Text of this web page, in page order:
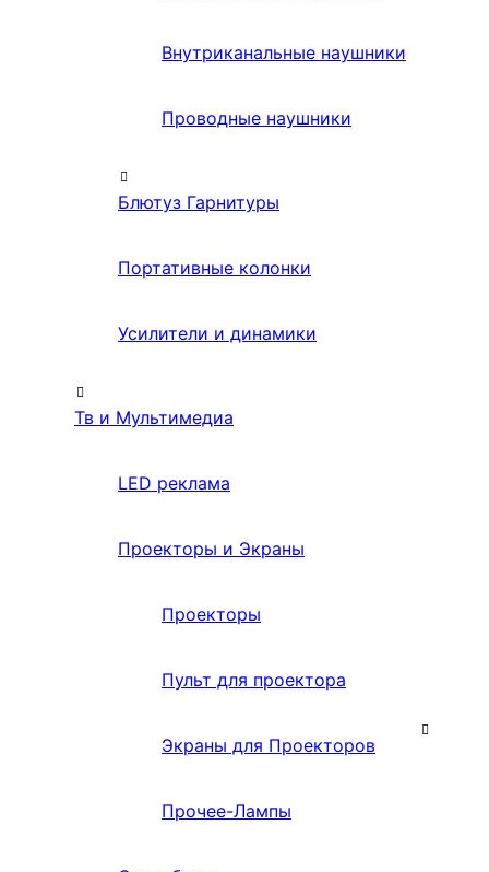
Внутриканальные наушники
Проводные наушники
Блютуз Гарнитуры
Портативные колонки
Усилители и динамики
Тв и Мультимедиа
LED реклама
Проекторы и Экраны
Проекторы
Пульт для проектора
Экраны для Проекторов
Прочее-Лампы